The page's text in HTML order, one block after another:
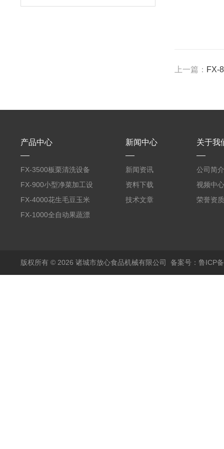
上一篇： FX-
产品中心
FX-3500板栗清洗设备
全自动气泡清洗机
FX-900小型净菜加工设
备野菜清洗机
FX-4000花生毛豆玉米
蒸煮漂烫机
FX-1000全自动果蔬漂
新闻中心
新闻资讯
资料下载
技术文章
关于我
公司简介
视频中心
荣誉资质
版权所有 © 2026 诸城市放心食品机械有限公司 备案号：鲁ICP